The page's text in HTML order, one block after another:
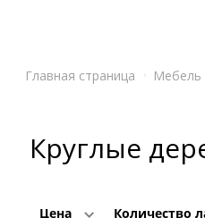
Главная страница Мебель
Круглые
Цена Количество